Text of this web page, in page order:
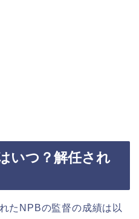
いつ？解任され
たNPBの監督の成績は以